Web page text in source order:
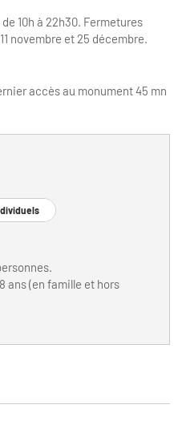
10h à 22h30. Fermetures
novembre et 25 décembre.
accès au monument 45 mn
ans (en famille et hors